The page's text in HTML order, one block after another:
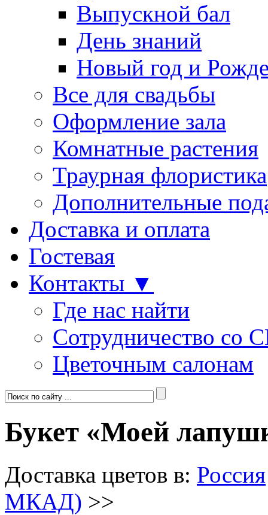
Выпускной бал
День знаний
Новый год и
Все для свадьбы
Оформление зала
Комнатные растения
Траурная флористика
Дополнительные
Доставка и оплата
Гостевая
Контакты ▼
Где нас найти
Сотрудничество со
Цветочным салонам
Букет «Моей
Доставка цветов в: Россия
МКАД) >>